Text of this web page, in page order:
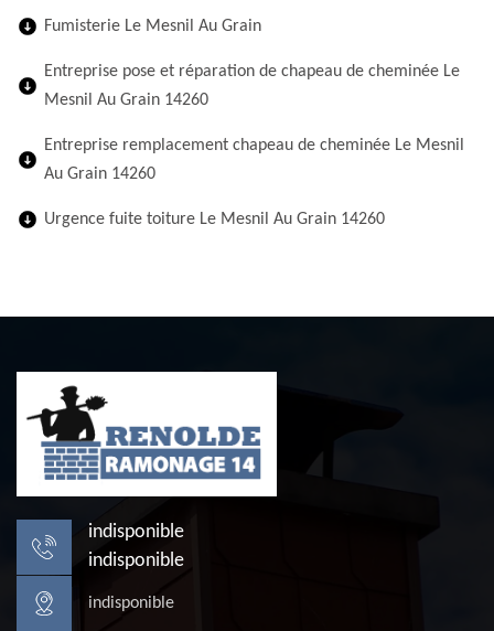
Fumisterie Le Mesnil Au Grain
Entreprise pose et réparation de chapeau de cheminée Le
Mesnil Au Grain 14260
Entreprise remplacement chapeau de cheminée Le Mesnil
Au Grain 14260
Urgence fuite toiture Le Mesnil Au Grain 14260
indisponible
indisponible
indisponible